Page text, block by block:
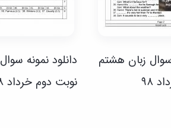
سوال زبان هشتم
۹۸
دانلود نمونه
نوبت دوم خرداد ۹۸